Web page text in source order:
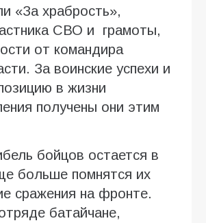
«За храбрость»,
СВО и грамоты,
от командира
За воинские успехи и
в жизни
получены они этим
бойцов остается в
больше помнятся их
сражения на фронте.
батайчане,